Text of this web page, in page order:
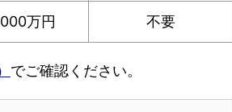
万円 不要
でご確認ください。